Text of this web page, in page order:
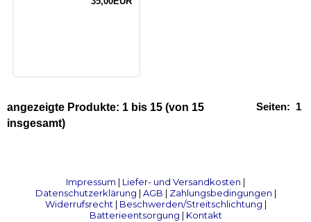
Seiten: 1
angezeigte Produkte: 1 bis 15 (von 15
insgesamt)
Impressum | Liefer- und Versandkosten |
Datenschutzerklärung | AGB | Zahlungsbedingungen |
Widerrufsrecht| Beschwerden/Streitschlichtung |
Batterieentsorgung | Kontakt